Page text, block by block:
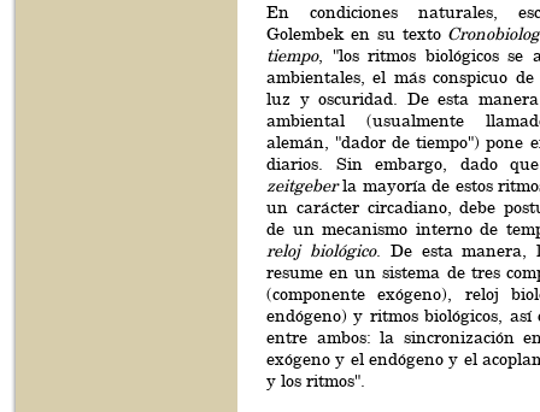
En condiciones naturales,
Golembek en su texto
tiempo, "los ritmos biológicos se
ambientales, el más conspicuo
luz y oscuridad. De esta
ambiental (usualmente
alemán, "dador de tiempo") pone
diarios. Sin embargo, dado
zeitgeberla mayoría de estos
un carácter circadiano, debe
de un mecanismo interno de
reloj biológico. De esta manera,
resume en un sistema de tres
(componente exógeno), reloj
endógeno) y ritmos biológicos, así
entre ambos: la sincronización
exógeno y el endógeno y el
y los ritmos".